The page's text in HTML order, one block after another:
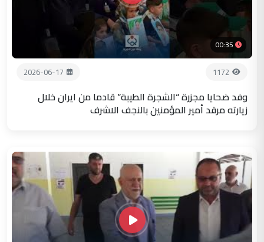
00:35
1172
2026-06-17
وفد ضحايا مجزرة “الشجرة الطيبة” قادما من ايران خلال
زيارته مرقد أمير المؤمنين بالنجف الاشرف